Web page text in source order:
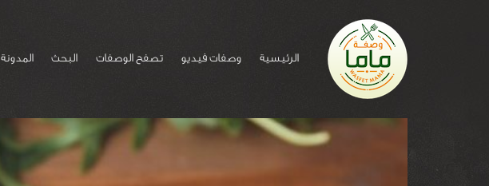
الرئيسية وصفات فيديو تصفح الوصفات البحث المدونة